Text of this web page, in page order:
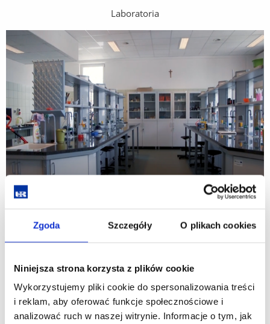
Zgoda Szczegóły O plikach cookies
Niniejsza strona korzysta z plików cookie
Wykorzystujemy pliki cookie do spersonalizowania treści
i reklam, aby oferować funkcje społecznościowe i
analizować ruch w naszej witrynie. Informacje o tym, jak
Laboratoria